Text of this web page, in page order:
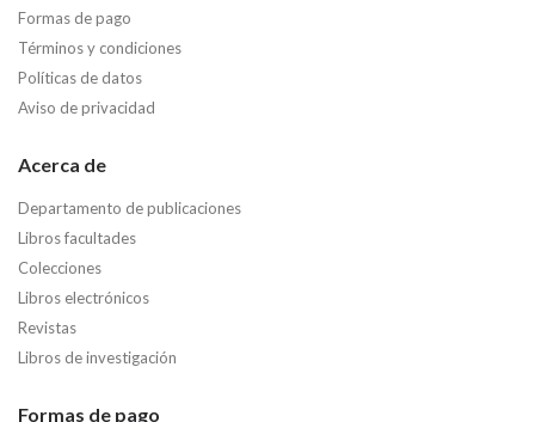
Formas de pago
Términos y condiciones
Políticas de datos
Aviso de privacidad
Acerca de
Departamento de publicaciones
Libros facultades
Colecciones
Libros electrónicos
Revistas
Libros de investigación
Formas de pago